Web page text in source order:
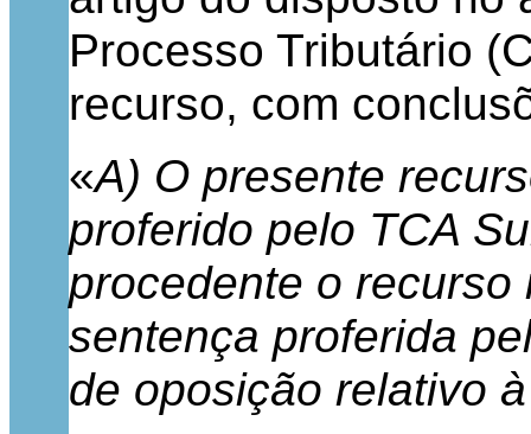
Processo Tributário
recurso, com
«A) O presente
proferido pelo TCA
procedente o
sentença proferida
de oposição relativo